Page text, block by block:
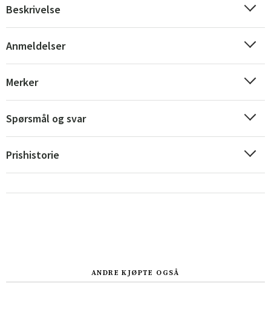
Norge
Suomi
Beskrivelse
Anmeldelser
Merker
Spørsmål og svar
Prishistorie
ANDRE KJØPTE OGSÅ